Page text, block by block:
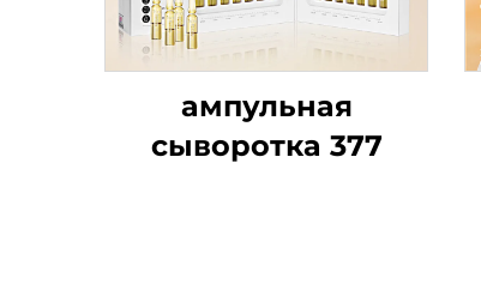
ампульная
сыворотка 377